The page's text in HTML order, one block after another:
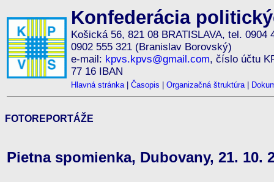
Konfederácia
Košická 56, 821 08 BRATISLAVA, tel. 0904
0902 555 321 (Branislav Borovský)
e-mail: kpvs.kpvs@gmail.com, číslo účtu
77 16 IBAN
Hlavná stránka| Časopis Organizačná štruktúra|
FOTOREPORTÁŽE
Pietna spomienka, Dubovany, 21. 10.